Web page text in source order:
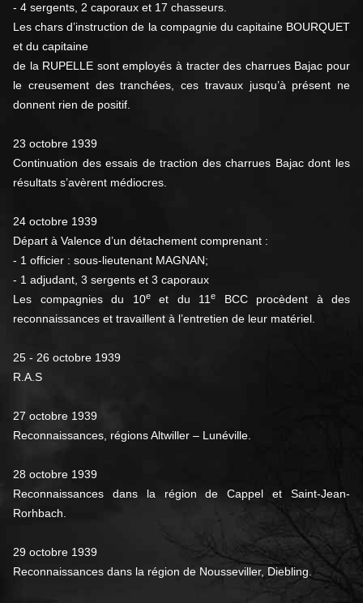
- 4 sergents, 2 caporaux et 17 chasseurs.
Les chars d’instruction de la compagnie du capitaine BOURQUET
et du capitaine
de la RUPELLE sont employés à tracter des charrues Bajac pour
le creusement des tranchées, ces travaux jusqu’à présent ne
donnent rien de positif.
23 octobre 1939
Continuation des essais de traction des charrues Bajac dont les
résultats s’avèrent médiocres.
24 octobre 1939
Départ à Valence d’un détachement comprenant :
- 1 officier : sous-lieutenant MAGNAN;
- 1 adjudant, 3 sergents et 3 caporaux
Les compagnies du 10eet du 11 e
BCC procèdent à des
reconnaissances et travaillent à l’entretien de leur matériel.
25 - 26 octobre 1939
R.A.S
27 octobre 1939
Reconnaissances, régions Altwiller – Lunéville.
28 octobre 1939
Reconnaissances dans la région de Cappel et Saint-Jean-
Rorhbach.
29 octobre 1939
Reconnaissances dans la région de Nousseviller, Diebling.